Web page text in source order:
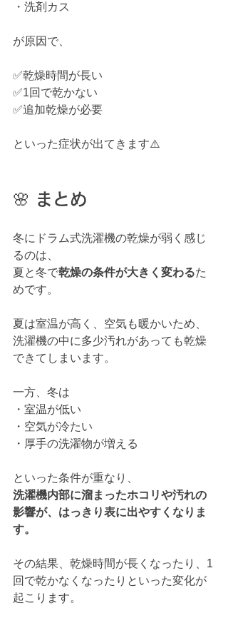
・洗剤カス
が原因で、
✅乾燥時間が長い
✅1回で乾かない
✅追加乾燥が必要
といった症状が出てきます⚠️
🌸 まとめ
冬にドラム式洗濯機の乾燥が弱く感じ
るのは、
夏と冬で乾燥の条件が大きく変わるた
めです。
夏は室温が高く、空気も暖かいため、
洗濯機の中に多少汚れがあっても乾燥
できてしまいます。
一方、冬は
・室温が低い
・空気が冷たい
・厚手の洗濯物が増える
といった条件が重なり、
洗濯機内部に溜まったホコリや汚れの
影響が、はっきり表に出やすくなりま
す。
その結果、乾燥時間が長くなったり、1
回で乾かなくなったりといった変化が
起こります。